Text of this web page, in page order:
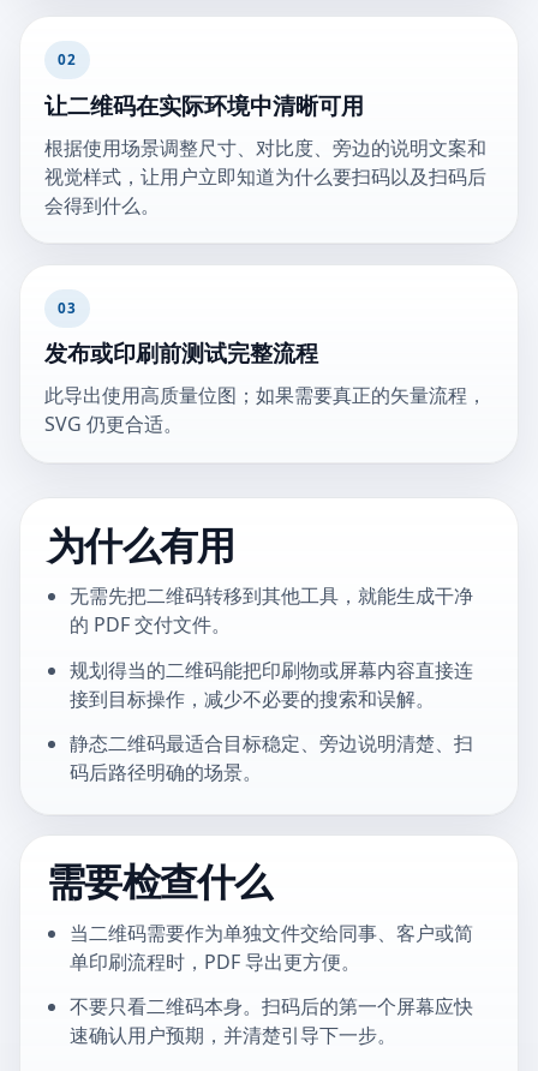
02
让二维码在实际环境中清晰可用
根据使用场景调整尺寸、对比度、旁边的说明文案和
视觉样式，让用户立即知道为什么要扫码以及扫码后
会得到什么。
03
发布或印刷前测试完整流程
此导出使用高质量位图；如果需要真正的矢量流程，
SVG 仍更合适。
为什么有用
无需先把二维码转移到其他工具，就能生成干净
的 PDF 交付文件。
规划得当的二维码能把印刷物或屏幕内容直接连
接到目标操作，减少不必要的搜索和误解。
静态二维码最适合目标稳定、旁边说明清楚、扫
码后路径明确的场景。
需要检查什么
当二维码需要作为单独文件交给同事、客户或简
单印刷流程时，PDF 导出更方便。
不要只看二维码本身。扫码后的第一个屏幕应快
速确认用户预期，并清楚引导下一步。